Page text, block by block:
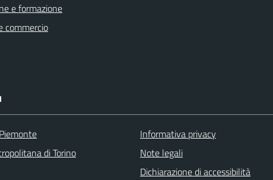
e formazione
commercio
di Torino
Informativa privacy
Note legali
Dichiarazione di accessibilità